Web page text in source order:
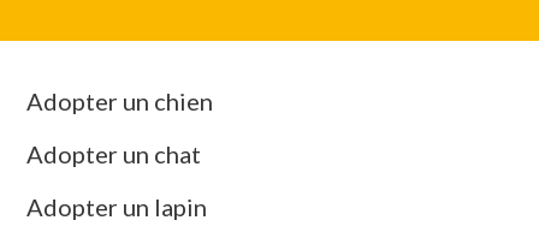
Adopter un chien
Adopter un chat
Adopter un lapin